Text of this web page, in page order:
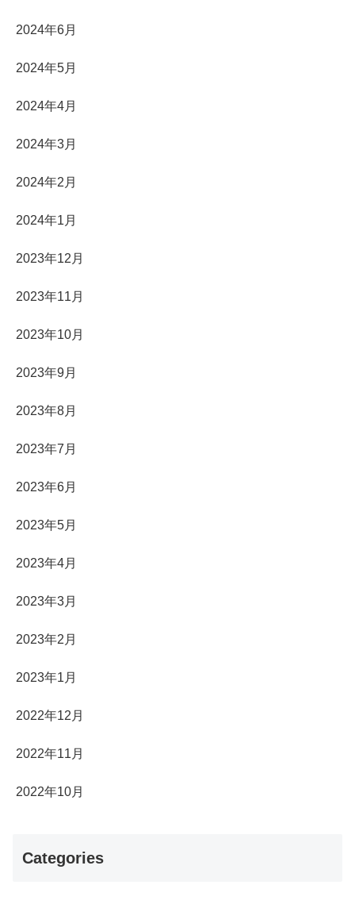
2024年6月
2024年5月
2024年4月
2024年3月
2024年2月
2024年1月
2023年12月
2023年11月
2023年10月
2023年9月
2023年8月
2023年7月
2023年6月
2023年5月
2023年4月
2023年3月
2023年2月
2023年1月
2022年12月
2022年11月
2022年10月
Categories